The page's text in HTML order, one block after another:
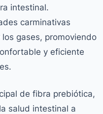
intestinal.
carminativas
gases, promoviendo
y eficiente
de fibra prebiótica,
salud intestinal a